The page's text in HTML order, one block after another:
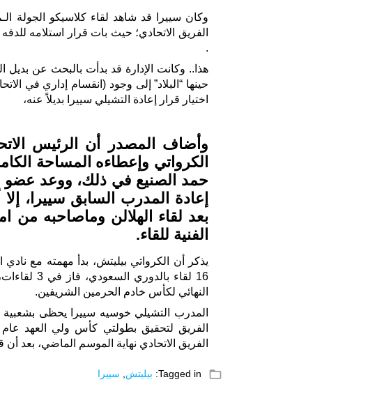
وكان سييرا قد شاهد لقاء كلاسيكو الجولة
الفريق الاتحادي؛ حيث بات قرار استلامه
.
هذا.. وكانت الإدارة قد بدأت بالبحث عن
حينها “البلاد” إلى وجود (انقسام إداري في
اختيار قرار إعادة التشيلي سييرا بديلاً عنه،
وأضاف المصدر أن الرئيس
الكرواتي وإعطاءه المساحة
حمد الصنيع في ذلك، ووعد عضو
إعادة المدرب السابق سييرا،
بعد لقاء الهلالن وماصاحبه من
الفنية للقاء.
يذكر أن الكرواتي بيليتش، بدأ مهمته مع
النهائي لكأس خادم الحرمين الشريفين.
المدرب التشيلي خوسيه سييرا يحظى
الفريق الاتحادي نهاية الموسم الماضي، بعد
folder_open
Tagged in: بيليتش سييرا